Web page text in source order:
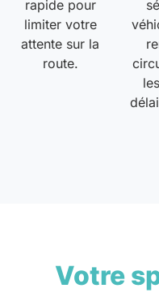
rapide pour
limiter votre
attente sur la
route.
Votre